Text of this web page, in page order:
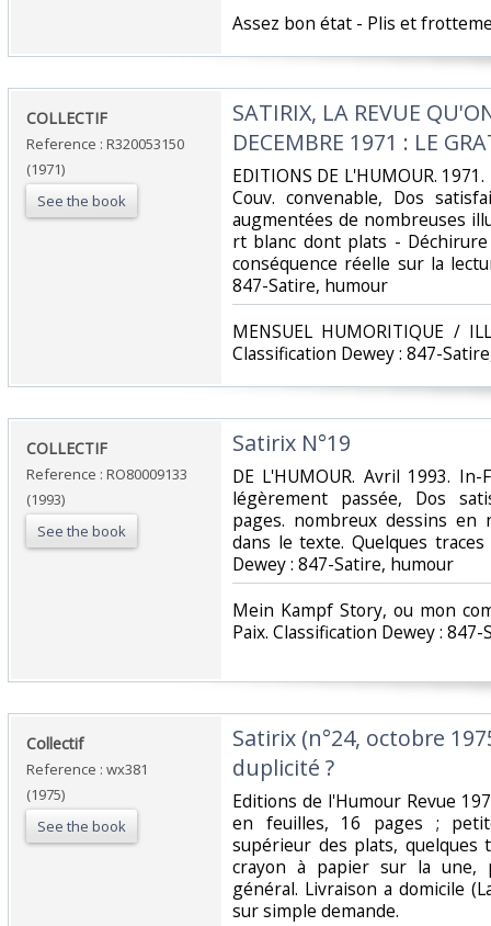
‎Assez bon état - Plis et
‎COLLECTIF‎
Reference : R320053150
(1971)
See the book
‎SATIRIX, LA REVUE
DECEMBRE 1971 : LE
‎EDITIONS DE L'HUMOUR.
Couv. convenable, Dos
augmentées de nombreuses
rt blanc dont plats -
conséquence réelle sur la
847-Satire, humour‎
‎MENSUEL HUMORITIQUE /
Classification Dewey : 847-
‎COLLECTIF‎
Reference : RO80009133
(1993)
See the book
‎Satirix N°19‎
‎DE L'HUMOUR. Avril 1993.
légèrement passée, Dos
pages. nombreux dessins
dans le texte. Quelques
Dewey : 847-Satire, humour‎
‎Mein Kampf Story, ou mon
Paix. Classification Dewey :
‎Collectif‎
Reference : wx381
(1975)
See the book
‎Satirix (n°24, octobre
duplicité ?‎
‎Editions de l'Humour Revue
en feuilles, 16 pages ;
supérieur des plats,
crayon à papier sur la une,
général. Livraison a domicile
sur simple demande.‎